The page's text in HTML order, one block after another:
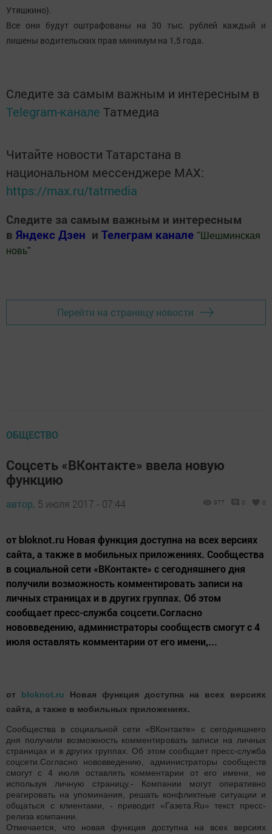
Утяшкино).
Все они будут оштрафованы на 30 тыс. рублей каждый и
лишены водительских прав минимум на 1,5 года.
Следите за самым важным и интересным в
Telegram-канале Татмедиа
Читайте новости Татарстана в
национальном мессенджере MАХ:
https://max.ru/tatmedia
Следите за самым важным и интересным
в Яндекс Дзен и Телеграм канале " Шешминская
новь"
Перейти на страницу новости
ОБЩЕСТВО
Соцсеть «ВКонтакте» ввела новую
функцию
автор, 5 июля 2017 - 07:44 977 0 0
от bloknot.ru Новая функция доступна на всех версиях
сайта, а также в мобильных приложениях. Сообщества
в социальной сети «ВКонтакте» с сегодняшнего дня
получили возможность комментировать записи на
личных страницах и в других группах. Об этом
сообщает пресс-служба соцсети.Согласно
нововведению, администраторы сообществ смогут с 4
июля оставлять комментарии от его имени,...
от bloknot.ru Новая функция доступна на всех версиях
сайта, а также в мобильных приложениях.
Сообщества в социальной сети «ВКонтакте» с сегодняшнего
дня получили возможность комментировать записи на личных
страницах и в других группах. Об этом сообщает пресс-служба
соцсети.Согласно нововведению, администраторы сообществ
смогут с 4 июля оставлять комментарии от его имени, не
используя личную страницу.- Компании могут оперативно
реагировать на упоминания, решать конфликтные ситуации и
общаться с клиентами, - приводит «Газета.Ru» текст пресс-
релиза компании.
Отмечается, что новая функция доступна на всех версиях